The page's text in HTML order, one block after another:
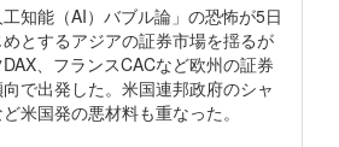
知能（AI）バブル論」の恐怖が5日
とするアジアの証券市場を揺るが
、フランスCACなど欧州の証券
で出発した。米国連邦政府のシャ
米国発の悪材料も重なった。